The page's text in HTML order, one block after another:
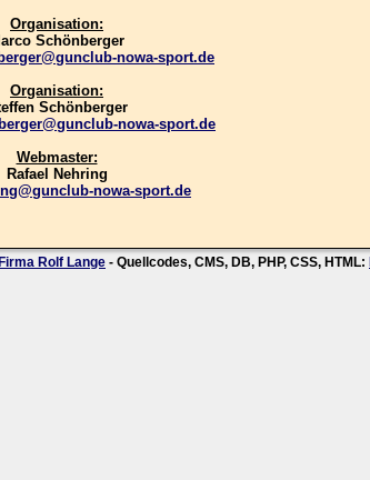
Organisation:
Schönberger
nowa-sport.de
Organisation:
Schönberger
nowa-sport.de
Webmaster:
Rafael Nehring
nowa-sport.de
Firma Rolf Lange - Quellcodes, CMS, DB, PHP, CSS, HTML: